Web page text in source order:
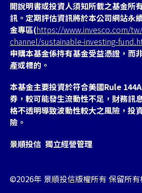
開說明書或投資人須知所載之基金所
訊。定期評估資訊將於本公司網站永
金專區(https://www.invesco.com/
channel/sustainable-investing-
申購本基金係持有基金受益憑證，而
產或標的。
本基金主要投資於符合美國Rule
券，較可能發生流動性不足，財務訊
格不透明導致波動性較大之風險，投
險。
景順投信 獨立經營管理
©2026年 景順投信版權所有 保留所有